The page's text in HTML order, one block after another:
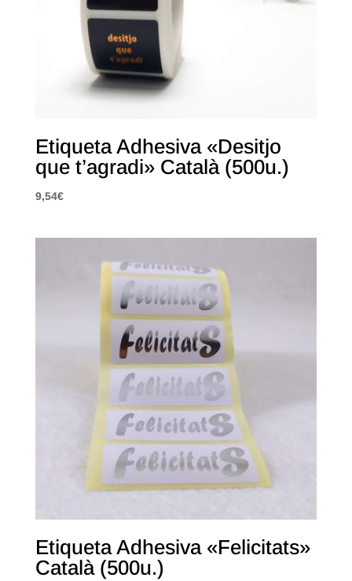
Etiqueta Adhesiva «Desitjo
que t’agradi» Català (500u.)
9,54€
Etiqueta Adhesiva «Felicitats»
Català (500u.)